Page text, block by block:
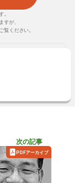
。
すが、
覧ください。
次の記事
PDFアーカイブ